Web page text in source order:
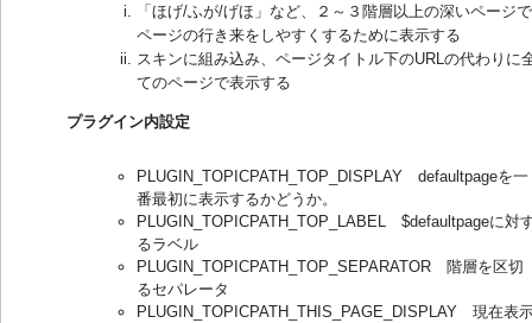
「ほげ/ふが/げほ」など、２～３階層以上の深いページで
ページの行き来をしやすくするために表示する
スキンに組み込み、ページタイトル下のURLの代わりに
てのページで表示する
プラグイン内設定
PLUGIN_TOPICPATH_TOP_DISPLAY defaultpageを一
番最初に表示するかどうか。
PLUGIN_TOPICPATH_TOP_LABEL $defaultpageに対
るラベル
PLUGIN_TOPICPATH_TOP_SEPARATOR 階層を区切
るセパレータ
PLUGIN_TOPICPATH_THIS_PAGE_DISPLAY 現在表